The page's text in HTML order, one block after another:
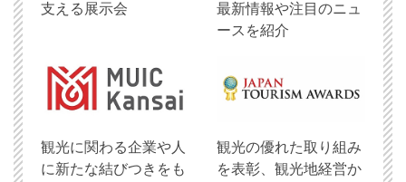
支える展示会
最新情報や注目のニュ
ースを紹介
観光に関わる企業や人
に新たな結びつきをも
観光の優れた取り組み
を表彰、観光地経営か